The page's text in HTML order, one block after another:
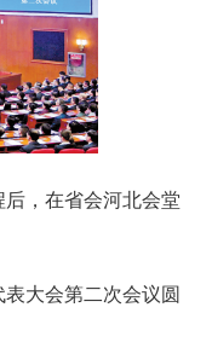
，在省会河北会堂
大会第二次会议圆